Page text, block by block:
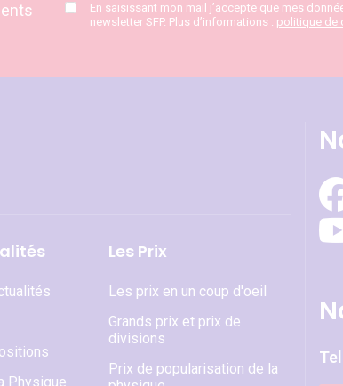
En saisissant mon mail j’accepte que mes
newsletter SFP. Plus d’informations : politique de
Physique
Les Prix
Les prix en un coup d'oeil
Grands prix et prix de
divisions
Prix de popularisation de la